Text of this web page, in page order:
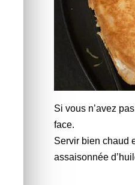
Si vous n’avez
face.
Servir bien chaud
assaisonnée